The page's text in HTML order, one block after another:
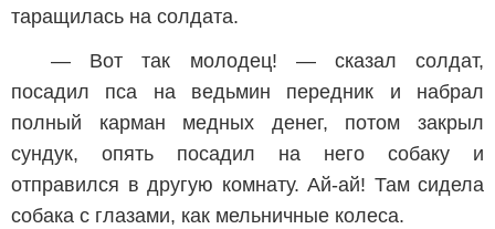
таращилась на солдата.
— Вот так молодец! — сказал солдат,
посадил пса на ведьмин передник и набрал
полный карман медных денег, потом закрыл
сундук, опять посадил на него собаку и
отправился в другую комнату. Ай-ай! Там сидела
собака с глазами, как мельничные колеса.